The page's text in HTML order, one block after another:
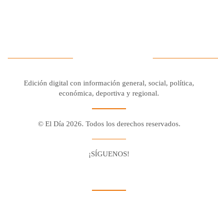
Edición digital con información general, social, política,
económica, deportiva y regional.
© El Día 2026. Todos los derechos reservados.
¡SÍGUENOS!